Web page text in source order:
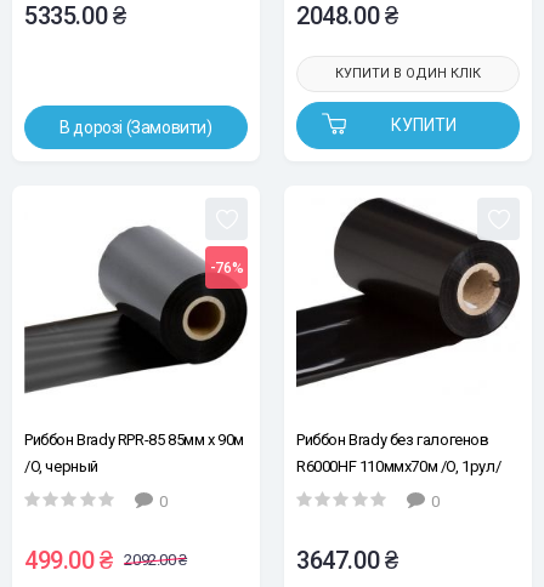
5335.00 ₴
В дорозі (Замовити)
2048.00 ₴
КУПИТИ
КУПИТИ В ОДИН КЛІК
-76%
Риббон Brady RPR-85 85мм х 90м
/O, черный
0
499.00 ₴ 2092.00 ₴
Риббон Brady без галогенов
R6000HF 110ммx70м /O, 1рул/
упак, (черный)
0
3647.00 ₴